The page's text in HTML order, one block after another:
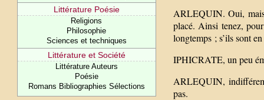
Littérature Poésie
Religions
Philosophie
Sciences et techniques
Littérature et Société
Littérature Auteurs
Poésie
Romans Bibliographies Sélections
ARLEQUIN. Oui, mais
placé. Ainsi tenez,
longtemps ; s’ils sont
IPHICRATE, un peu
ARLEQUIN,
pas.